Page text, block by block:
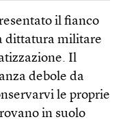
il fianco
dittatura militare
Il
debole da
le proprie
in suolo